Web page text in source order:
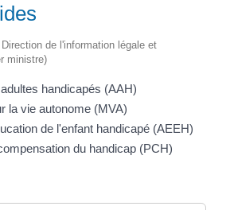
de l'information légale et
ministre)
handicapés (AAH)
la vie autonome (MVA)
de l'enfant handicapé (AEEH)
du handicap (PCH)